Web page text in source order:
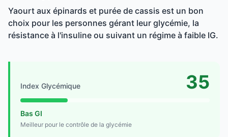
Yaourt aux épinards et purée de cassis est un bon
choix pour les personnes gérant leur glycémie, la
résistance à l'insuline ou suivant un régime à faible IG.
Index Glycémique 35
Bas GI
Meilleur pour le contrôle de la glycémie